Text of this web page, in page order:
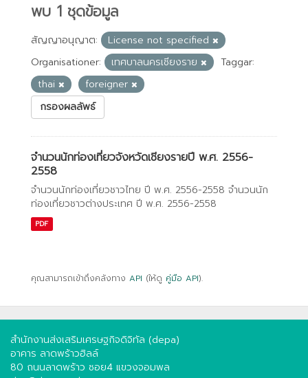
พบ 1 ชุดข้อมูล
สัญญาอนุญาต:
License not specified
Organisationer:
เทศบาลนครเชียงราย
Taggar:
thai
foreigner
กรองผลลัพธ์
จำนวนนักท่องเที่ยวจังหวัดเชียงรายปี พ.ศ. 2556-
2558
จำนวนนักท่องเที่ยวชาวไทย ปี พ.ศ. 2556-2558 จำนวนนัก
ท่องเที่ยวชาวต่างประเทศ ปี พ.ศ. 2556-2558
PDF
คุณสามารถเข้าถึงคลังทาง API (ให้ดู คู่มือ API).
สำนักงานส่งเสริมเศรษฐกิจดิจิทัล (depa)
อาคาร ลาดพร้าวฮิลล์
80 ถนนลาดพร้าว ซอย4 แขวงจอมพล